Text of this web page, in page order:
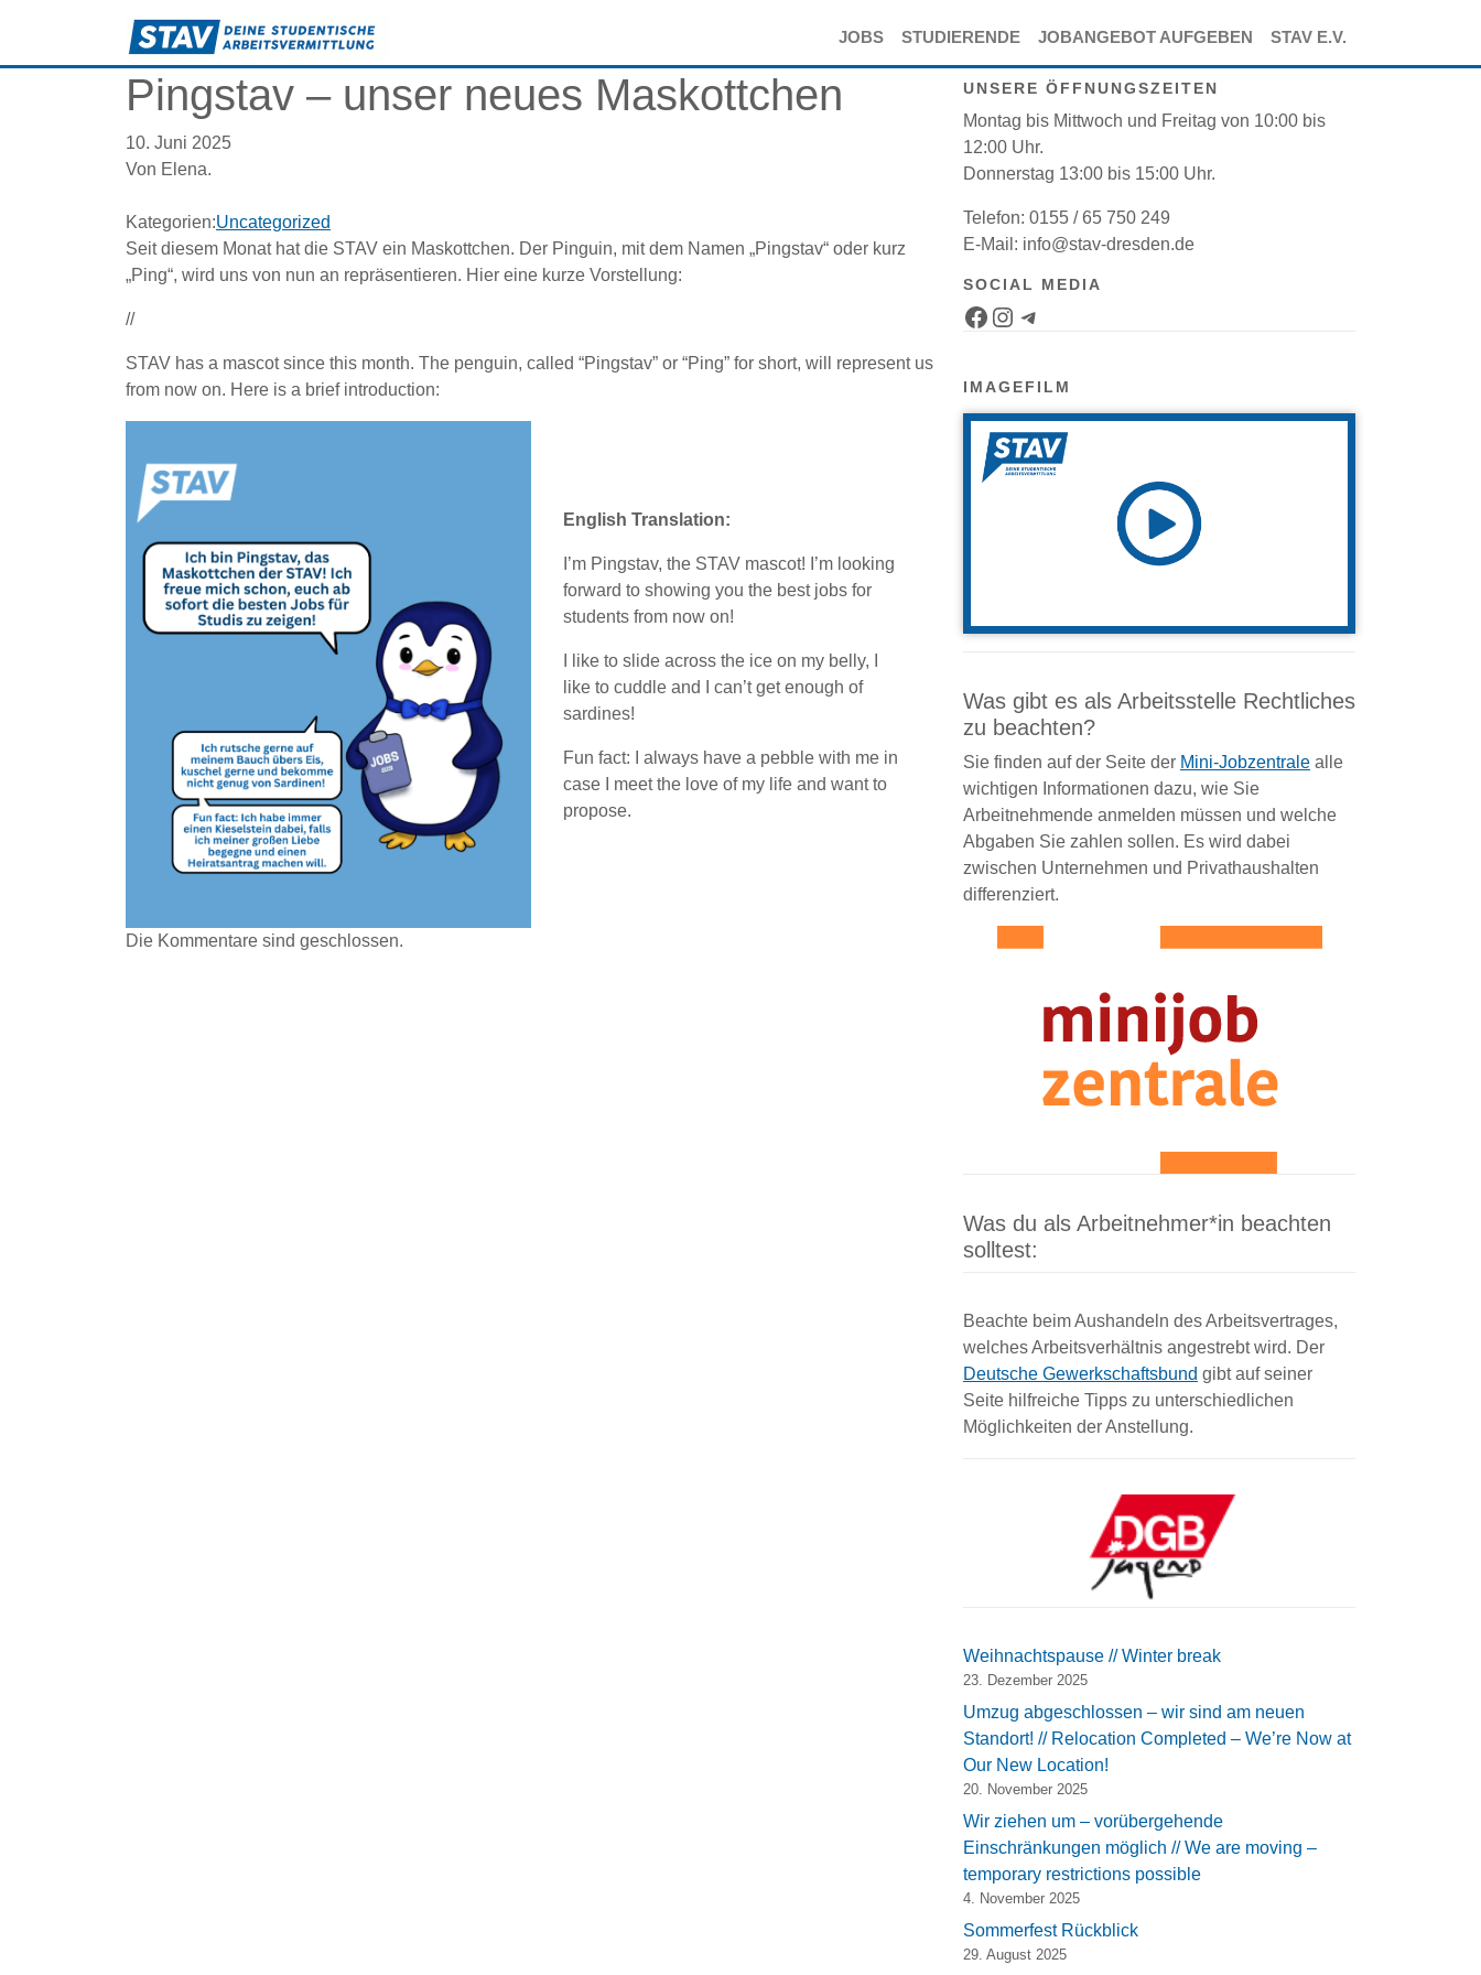
JOBS STUDIERENDE JOBANGEBOT AUFGEBEN STAV E.V.
Pingstav – unser neues Maskottchen
10. Juni 2025
Von Elena.
Kategorien:Uncategorized
Seit diesem Monat hat die STAV ein Maskottchen. Der Pinguin, mit dem Namen „Pingstav“ oder kurz
„Ping“, wird uns von nun an repräsentieren. Hier eine kurze Vorstellung:
//
STAV has a mascot since this month. The penguin, called “Pingstav” or “Ping” for short, will represent us
from now on. Here is a brief introduction:
English Translation:
I’m Pingstav, the STAV mascot! I’m looking
forward to showing you the best jobs for
students from now on!
I like to slide across the ice on my belly, I
like to cuddle and I can’t get enough of
sardines!
Fun fact: I always have a pebble with me in
case I meet the love of my life and want to
propose.
Die Kommentare sind geschlossen.
UNSERE ÖFFNUNGSZEITEN
Montag bis Mittwoch und Freitag von 10:00 bis
12:00 Uhr.
Donnerstag 13:00 bis 15:00 Uhr.
Telefon: 0155 / 65 750 249
E-Mail: info@stav-dresden.de
SOCIAL MEDIA
Facebook-Seite Instagram-Kanal Telegram-Bot für Jobs
IMAGEFILM
Was gibt es als Arbeitsstelle Rechtliches
zu beachten?
Sie finden auf der Seite der Mini-Jobzentrale alle
wichtigen Informationen dazu, wie Sie
Arbeitnehmende anmelden müssen und welche
Abgaben Sie zahlen sollen. Es wird dabei
zwischen Unternehmen und Privathaushalten
differenziert.
Was du als Arbeitnehmer*in beachten
solltest:
Beachte beim Aushandeln des Arbeitsvertrages,
welches Arbeitsverhältnis angestrebt wird. Der
Deutsche Gewerkschaftsbund gibt auf seiner
Seite hilfreiche Tipps zu unterschiedlichen
Möglichkeiten der Anstellung.
Weihnachtspause // Winter break
23. Dezember 2025
Umzug abgeschlossen – wir sind am neuen
Standort! // Relocation Completed – We’re Now at
Our New Location!
20. November 2025
Wir ziehen um – vorübergehende
Einschränkungen möglich // We are moving –
temporary restrictions possible
4. November 2025
Sommerfest Rückblick
29. August 2025